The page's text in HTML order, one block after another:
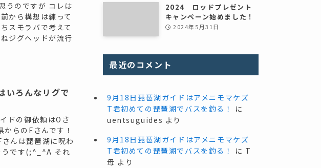
うのですが コレは
から構想は練って
スモラバで考えて
ジグヘッドが流行
いろんなリグで
ドの御依頼はOさ
らのFさんです！
んは琵琶湖に呪わ
うです(;^_^A それ
2024 ロッドプレゼント
キャンペーン始めました！
2024年5月31日
最近のコメント
9月18日琵琶湖ガイドはアメニモマケズ
T君初めての琵琶湖でバスを釣る！
に
uentsuguides より
9月18日琵琶湖ガイドはアメニモマケズ
T君初めての琵琶湖でバスを釣る！
に T
母 より